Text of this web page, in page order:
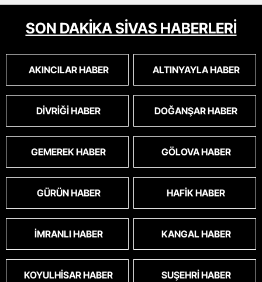
alan tipler yüzünden bu vahşi hayvanlar
masum algısı yapılıyor.iki gün aç kalsa kendi
cinsini bile öldüren bu kopekler derhal
oldu.korkuyoruz.
SON DAKİKA SİVAS HABERLERİ
AKINCILAR HABER ALTINYAYLA HABER
DIVRIĞI HABER DOĞANŞAR HABER
GEMEREK HABER GÖLOVA HABER
GÜRÜN HABER HAFIK HABER
İMRANLI HABER KANGAL HABER
KOYULHISAR HABER SUŞEHRI HABER